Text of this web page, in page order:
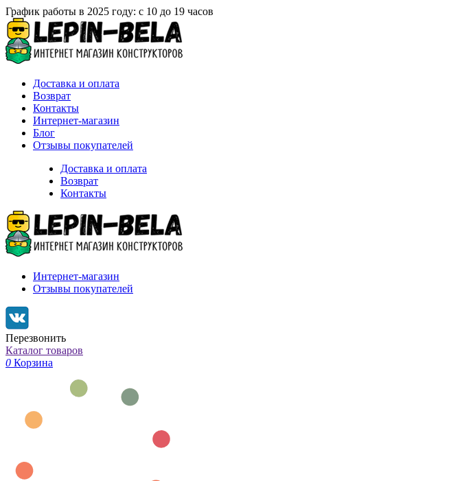
График работы в 2025 году: с 10 до 19 часов
Доставка и оплата
Возврат
Контакты
Интернет-магазин
Блог
Отзывы покупателей
Доставка и оплата
Возврат
Контакты
Интернет-магазин
Отзывы покупателей
Перезвонить
Каталог товаров
0 Корзина